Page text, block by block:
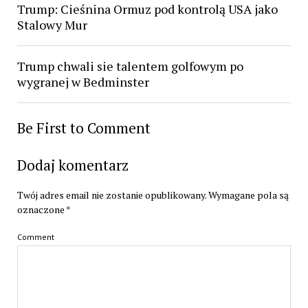
Trump: Cieśnina Ormuz pod kontrolą USA jako
Stalowy Mur
Trump chwali sie talentem golfowym po
wygranej w Bedminster
Be First to Comment
Dodaj komentarz
Twój adres email nie zostanie opublikowany.Wymagane pola są
oznaczone *
Comment